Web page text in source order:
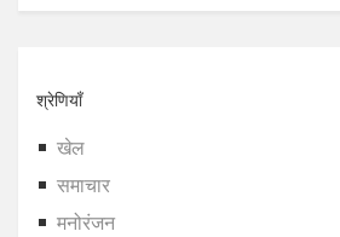
श्रेणियाँ
खेल
समाचार
मनोरंजन